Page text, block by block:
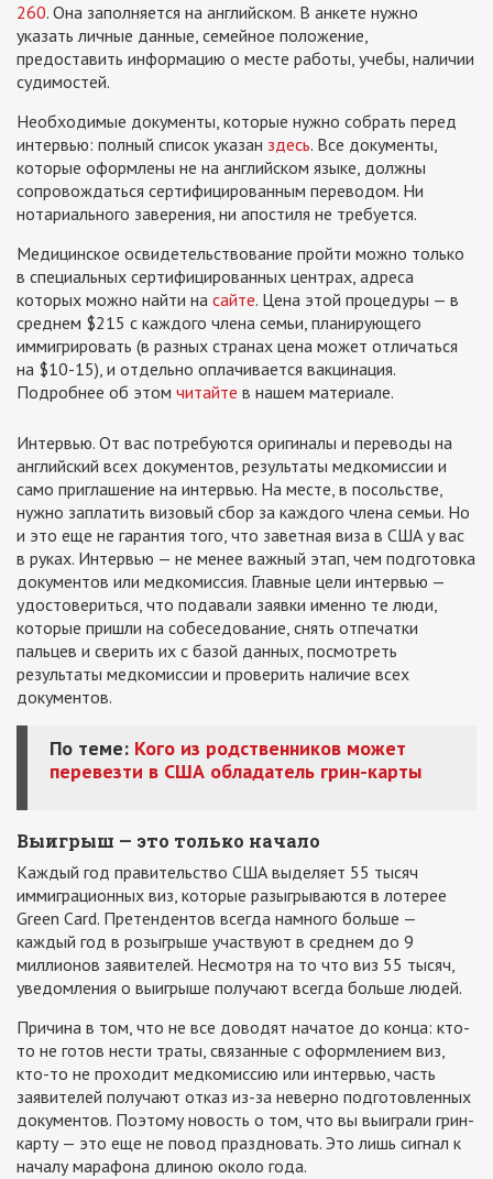
260. Она заполняется на английском. В анкете нужно
указать личные данные, семейное положение,
предоставить информацию о месте работы, учебы, наличии
судимостей.
Необходимые документы, которые нужно собрать перед
интервью: полный список указан здесь. Все документы,
которые оформлены не на английском языке, должны
сопровождаться сертифицированным переводом. Ни
нотариального заверения, ни апостиля не требуется.
Медицинское освидетельствование пройти можно только
в специальных сертифицированных центрах, адреса
которых можно найти на сайте. Цена этой процедуры — в
среднем $215 с каждого члена семьи, планирующего
иммигрировать (в разных странах цена может отличаться
на $10-15), и отдельно оплачивается вакцинация.
Подробнее об этом читайте в нашем материале.
Интервью. От вас потребуются оригиналы и переводы на
английский всех документов, результаты медкомиссии и
само приглашение на интервью. На месте, в посольстве,
нужно заплатить визовый сбор за каждого члена семьи. Но
и это еще не гарантия того, что заветная виза в США у вас
в руках. Интервью — не менее важный этап, чем подготовка
документов или медкомиссия. Главные цели интервью —
удостовериться, что подавали заявки именно те люди,
которые пришли на собеседование, снять отпечатки
пальцев и сверить их с базой данных, посмотреть
результаты медкомиссии и проверить наличие всех
документов.
По теме: Кого из родственников может
перевезти в США обладатель грин-карты
Выигрыш — это только начало
Каждый год правительство США выделяет 55 тысяч
иммиграционных виз, которые разыгрываются в лотерее
Green Card. Претендентов всегда намного больше —
каждый год в розыгрыше участвуют в среднем до 9
миллионов заявителей. Несмотря на то что виз 55 тысяч,
уведомления о выигрыше получают всегда больше людей.
Причина в том, что не все доводят начатое до конца: кто-
то не готов нести траты, связанные с оформлением виз,
кто-то не проходит медкомиссию или интервью, часть
заявителей получают отказ из-за неверно подготовленных
документов. Поэтому новость о том, что вы выиграли грин-
карту — это еще не повод праздновать. Это лишь сигнал к
началу марафона длиною около года.